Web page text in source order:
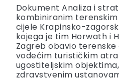
Dokument Analiza i
kombiniranim
cijele Krapinsko-
kojega je tim Horwath i
Zagreb obavio
vodećim turističkim
ugostiteljskim
zdravstvenim